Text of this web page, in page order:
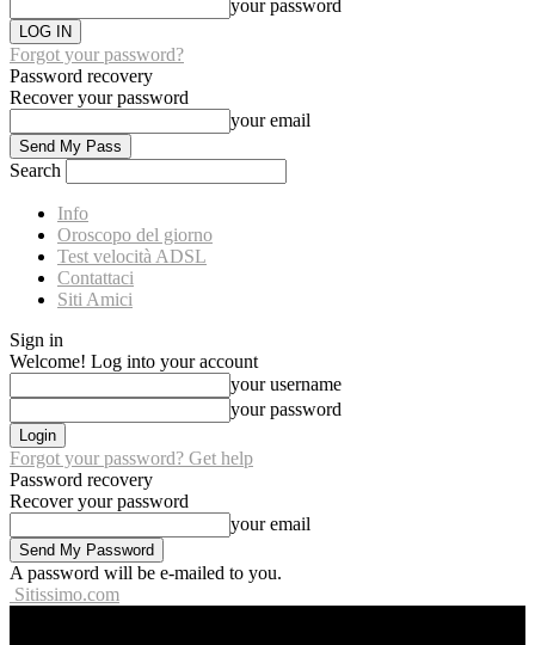
your password
Forgot your password?
Password recovery
Recover your password
your email
Search
Info
Oroscopo del giorno
Test velocità ADSL
Contattaci
Siti Amici
Sign in
Welcome! Log into your account
your username
your password
Forgot your password? Get help
Password recovery
Recover your password
your email
A password will be e-mailed to you.
Sitissimo.com